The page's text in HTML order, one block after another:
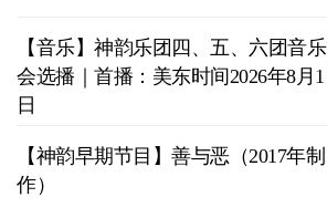
【音乐】神韵乐团四、五、六团音乐
会选播｜首播：美东时间2026年8月1
日
【神韵早期节目】善与恶（2017年制
作）